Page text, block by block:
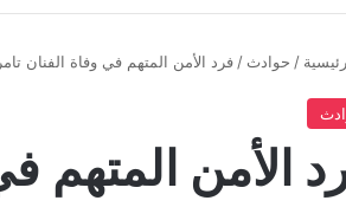
/ حوادث / فرد الأمن المتهم في وفاة الفنان
الأمن المتهم